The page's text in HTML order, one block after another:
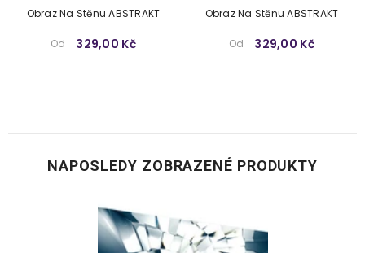
Obraz Na Stěnu ABSTRAKT
Od 329,00 Kč
Obraz Na Stěnu ABSTRAKT
Od 329,00 Kč
NAPOSLEDY ZOBRAZENÉ PRODUKTY